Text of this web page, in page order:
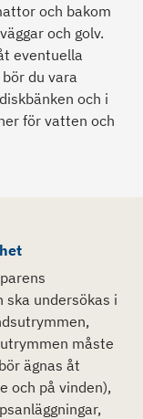
och bakom
och golv.
eventuella
du vara
och i
för vatten och
ska undersökas i
måste
ägnas åt
och på vinden),